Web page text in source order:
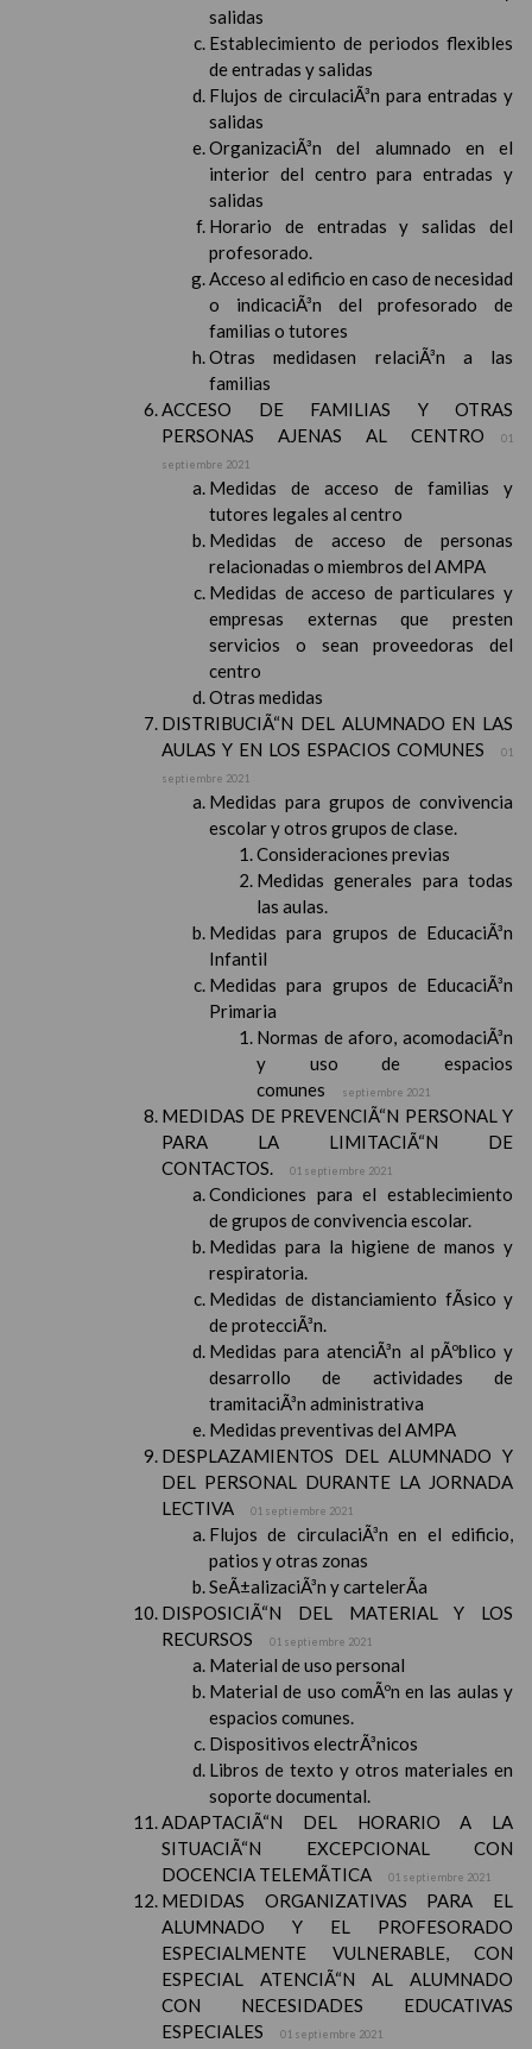
salidas
Establecimiento de periodos flexibles
de entradas y salidas
Flujos de circulaciÃ³n para entradas y
salidas
OrganizaciÃ³n del alumnado en el
interior del centro para entradas y
salidas
Horario de entradas y salidas del
profesorado.
Acceso al edificio en caso de necesidad
o indicaciÃ³n del profesorado de
familias o tutores
Otras medidasen relaciÃ³n a las
familias
ACCESO DE FAMILIAS Y OTRAS
PERSONAS AJENAS AL CENTRO
01
septiembre 2021
Medidas de acceso de familias y
tutores legales al centro
Medidas de acceso de personas
relacionadas o miembros del AMPA
Medidas de acceso de particulares y
empresas externas que presten
servicios o sean proveedoras del
centro
Otras medidas
DISTRIBUCIÃ“N DEL ALUMNADO EN LAS
AULAS Y EN LOS ESPACIOS COMUNES
01
septiembre 2021
Medidas para grupos de convivencia
escolar y otros grupos de clase.
Consideraciones previas
Medidas generales para todas
las aulas.
Medidas para grupos de EducaciÃ³n
Infantil
Medidas para grupos de EducaciÃ³n
Primaria
Normas de aforo, acomodaciÃ³n
y uso de espacios
comunes
septiembre 2021
MEDIDAS DE PREVENCIÃ“N PERSONAL Y
PARA LA LIMITACIÃ“N DE
CONTACTOS.
01 septiembre 2021
Condiciones para el establecimiento
de grupos de convivencia escolar.
Medidas para la higiene de manos y
respiratoria.
Medidas de distanciamiento fÃ­sico y
de protecciÃ³n.
Medidas para atenciÃ³n al pÃºblico y
desarrollo de actividades de
tramitaciÃ³n administrativa
Medidas preventivas del AMPA
DESPLAZAMIENTOS DEL ALUMNADO Y
DEL PERSONAL DURANTE LA JORNADA
LECTIVA
01 septiembre 2021
Flujos de circulaciÃ³n en el edificio,
patios y otras zonas
SeÃ±alizaciÃ³n y cartelerÃ­a
DISPOSICIÃ“N DEL MATERIAL Y LOS
RECURSOS
01 septiembre 2021
Material de uso personal
Material de uso comÃºn en las aulas y
espacios comunes.
Dispositivos electrÃ³nicos
Libros de texto y otros materiales en
soporte documental.
ADAPTACIÃ“N DEL HORARIO A LA
SITUACIÃ“N EXCEPCIONAL CON
DOCENCIA TELEMÃTICA
01 septiembre 2021
MEDIDAS ORGANIZATIVAS PARA EL
ALUMNADO Y EL PROFESORADO
ESPECIALMENTE VULNERABLE, CON
ESPECIAL ATENCIÃ“N AL ALUMNADO
CON NECESIDADES EDUCATIVAS
ESPECIALES
01 septiembre 2021